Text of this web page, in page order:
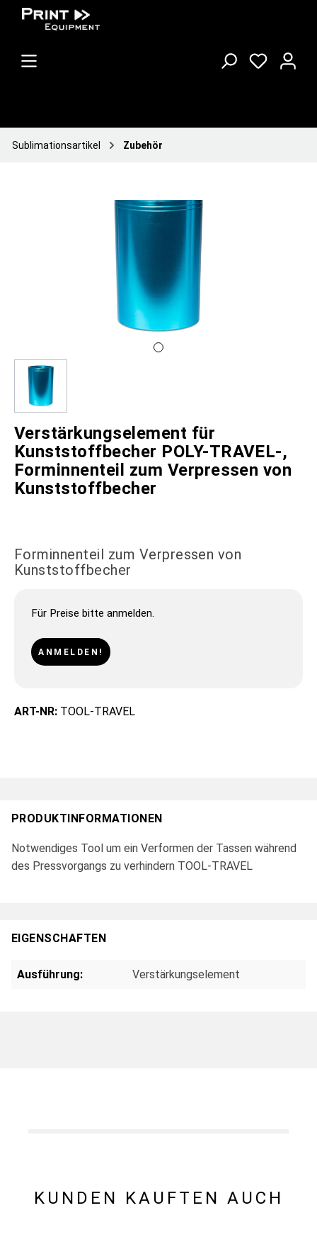
Sublimationsartikel Zubehör
Verstärkungselement für
Kunststoffbecher POLY-TRAVEL-,
Forminnenteil zum Verpressen von
Kunststoffbecher
Forminnenteil zum Verpressen von
Kunststoffbecher
Für Preise bitte anmelden.
ANMELDEN!
ART-NR: TOOL-TRAVEL
PRODUKTINFORMATIONEN
Notwendiges Tool um ein Verformen der Tassen während
des Pressvorgangs zu verhindern TOOL-TRAVEL
EIGENSCHAFTEN
Ausführung: Verstärkungselement
KUNDEN KAUFTEN AUCH